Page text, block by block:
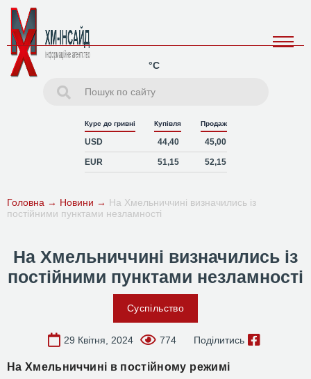
°C
Курс до гривні Купівля Продаж
USD 44,40 45,00
EUR 51,15 52,15
Головна → Новини → На Хмельниччині визначились із
постійними пунктами незламності
На Хмельниччині визначились із
постійними пунктами незламності
Суспільство
29 Квітня, 2024 774 Поділитись
На Хмельниччині в постійному режимі